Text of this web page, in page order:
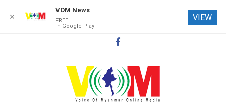
✕
VOM News
FREE
In Google Play
VIEW